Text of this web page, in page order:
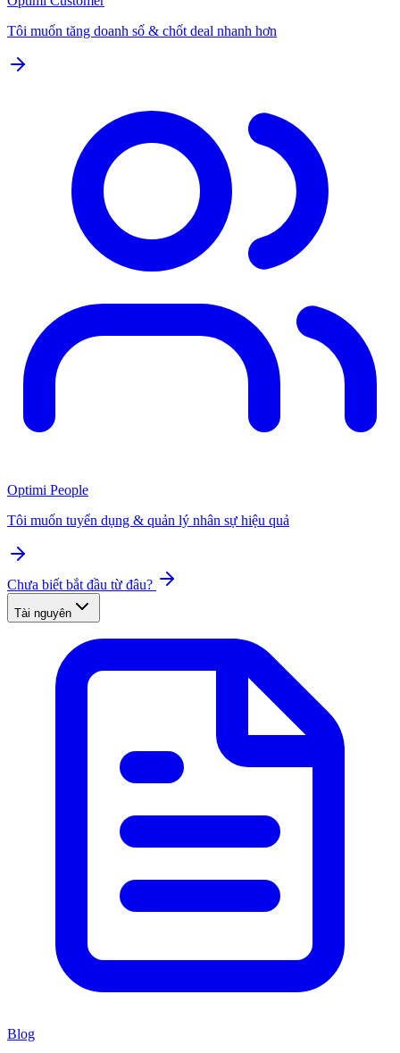
Tôi muốn tăng doanh số & chốt deal nhanh hơn
Optimi People
Tôi muốn tuyển dụng & quản lý nhân sự hiệu quả
Chưa biết bắt đầu từ đâu?
Tài nguyên
Blog